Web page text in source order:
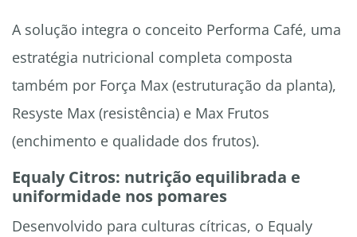
A solução integra o conceito Performa Café, uma
estratégia nutricional completa composta
também por Força Max (estruturação da planta),
Resyste Max (resistência) e Max Frutos
(enchimento e qualidade dos frutos).
Equaly Citros: nutrição equilibrada e
uniformidade nos pomares
Desenvolvido para culturas cítricas, o Equaly